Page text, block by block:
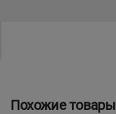
Похожие товары